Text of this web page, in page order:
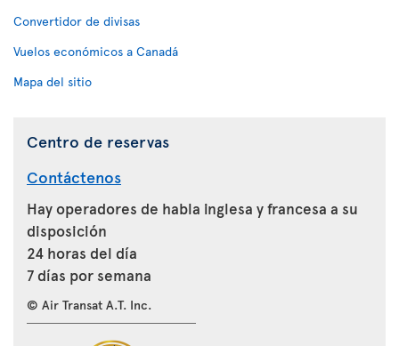
Convertidor de divisas
Vuelos económicos a Canadá
Mapa del sitio
Centro de reservas
Contáctenos
Hay operadores de habla inglesa y francesa a su
disposición
24 horas del día
7 días por semana
© Air Transat A.T. Inc.